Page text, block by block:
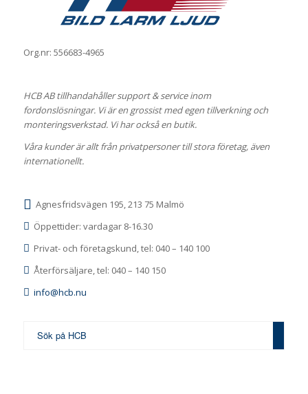
Org.nr: 556683-4965
HCB AB tillhandahåller support & service inom
fordonslösningar. Vi är en grossist med egen tillverkning och
monteringsverkstad. Vi har också en butik.
Våra kunder är allt från privatpersoner till stora företag, även
internationellt.
Agnesfridsvägen 195, 213 75 Malmö
Öppettider: vardagar 8-16.30
Privat- och företagskund, tel: 040 – 140 100
Återförsäljare, tel: 040 – 140 150
info@hcb.nu